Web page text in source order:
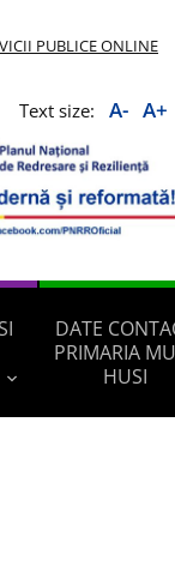
PUBLICE ONLINE
Text size: A- A+
DATE
PRIMARIA
HUSI